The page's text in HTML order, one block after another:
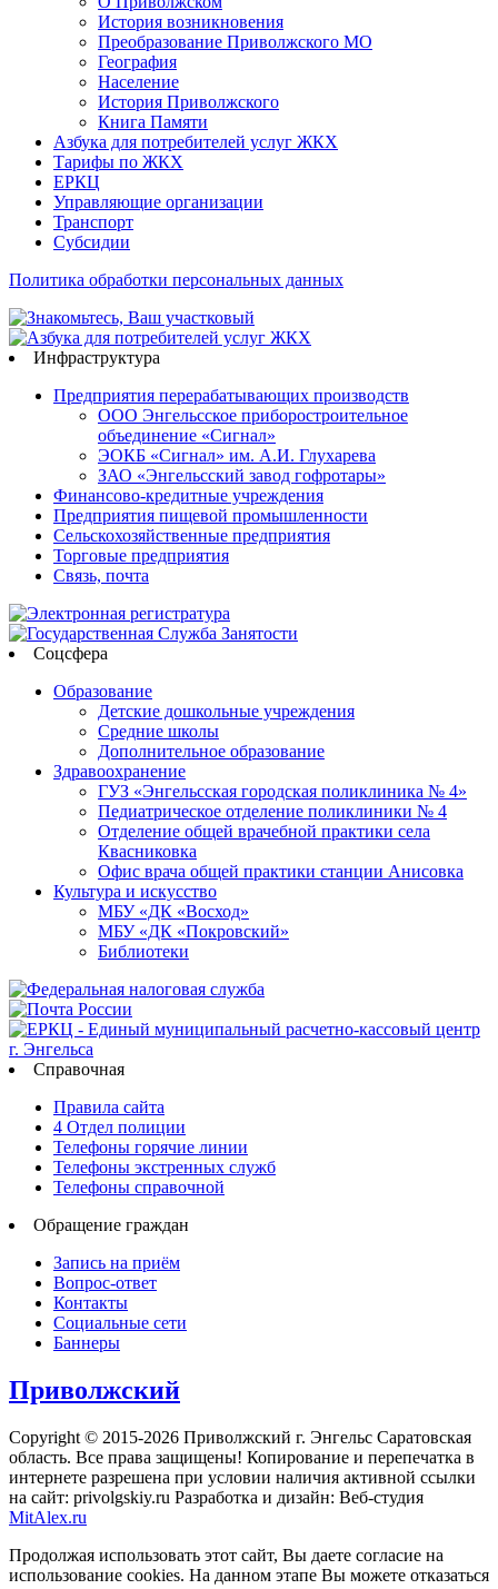
История возникновения
Преобразование Приволжского МО
География
Население
История Приволжского
Книга Памяти
Азбука для потребителей услуг ЖКХ
Тарифы по ЖКХ
ЕРКЦ
Управляющие организации
Транспорт
Субсидии
Политика обработки персональных данных
Инфраструктура
Предприятия перерабатывающих производств
ООО Энгельсское приборостроительное
объединение «Сигнал»
ЭОКБ «Сигнал» им. А.И. Глухарева
ЗАО «Энгельсский завод гофротары»
Финансово-кредитные учреждения
Предприятия пищевой промышленности
Сельскохозяйственные предприятия
Торговые предприятия
Связь, почта
Соцсфера
Образование
Детские дошкольные учреждения
Средние школы
Дополнительное образование
Здравоохранение
ГУЗ «Энгельсская городская поликлиника № 4»
Педиатрическое отделение поликлиники № 4
Отделение общей врачебной практики села
Квасниковка
Офис врача общей практики станции Анисовка
Культура и искусство
МБУ «ДК «Восход»
МБУ «ДК «Покровский»
Библиотеки
Справочная
Правила сайта
4 Отдел полиции
Телефоны горячие линии
Телефоны экстренных служб
Телефоны справочной
Обращение граждан
Запись на приём
Вопрос-ответ
Контакты
Социальные сети
Баннеры
Приволжский
Copyright © 2015-2026 Приволжский г. Энгельс Саратовская
область. Все права защищены! Копирование и перепечатка в
интернете разрешена при условии наличия активной ссылки
на сайт: privolgskiy.ru Разработка и дизайн: Веб-студия
MitAlex.ru
Продолжая использовать этот сайт, Вы даете согласие на
использование cookies. На данном этапе Вы можете отказаться